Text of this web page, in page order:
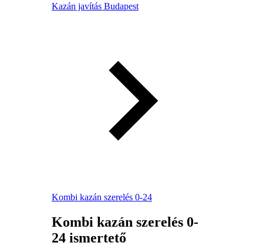
Kazán javítás Budapest
Kombi kazán szerelés 0-24
Kombi kazán szerelés 0-
24 ismertető